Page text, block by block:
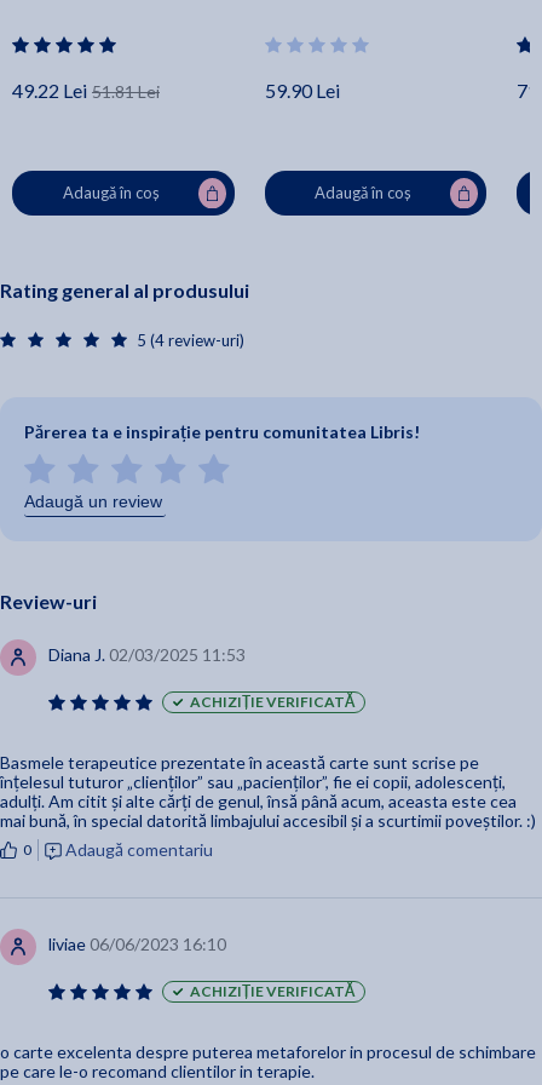
49.22 Lei 51.81 Lei
Adaugă în coș
59.90 Lei
Adaugă în coș
Rating general al produsului
5 (4 review-uri)
Părerea ta e inspirație pentru comunitatea Libris!
Adaugă un review
Review-uri
Diana J. 02/03/2025 11:53
ACHIZIȚIE VERIFICATĂ
Basmele terapeutice prezentate în această carte sunt scrise pe
înțelesul tuturor „clienților” sau „pacienților”, fie ei copii, adolescenți,
adulți. Am citit și alte cărți de genul, însă până acum, aceasta este cea
mai bună, în special datorită limbajului accesibil și a scurtimii poveștilor. :)
0 Adaugă comentariu
liviae 06/06/2023 16:10
ACHIZIȚIE VERIFICATĂ
o carte excelenta despre puterea metaforelor in procesul de schimbare
pe care le-o recomand clientilor in terapie.